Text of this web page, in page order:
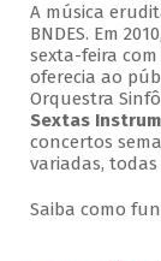
A música
BNDES. Em
sexta-feira
oferecia ao
Orquestra
Sextas
concertos
variadas, todas
Saiba como